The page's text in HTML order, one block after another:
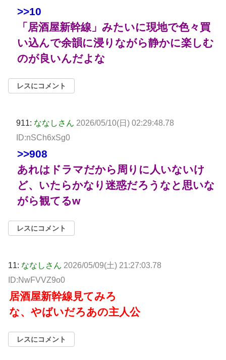
>>10
「居酒屋新幹線」みたいに現地で色々買
い込んで余韻に浸りながら静かに楽しむ
のが良いんだよな
レスにコメント
911: ななしさん 2026/05/10(日) 02:29:48.78
ID:nSCh6xSg0
>>908
あれはドラマだから周りに人いないけ
ど、いたらかなり迷惑だろうなと思いな
がら観てるw
レスにコメント
11: ななしさん 2026/05/09(土) 21:27:03.78
ID:NwFVVZ9o0
居酒屋新幹線見てみろ
な、やばいだろあの主人公
レスにコメント